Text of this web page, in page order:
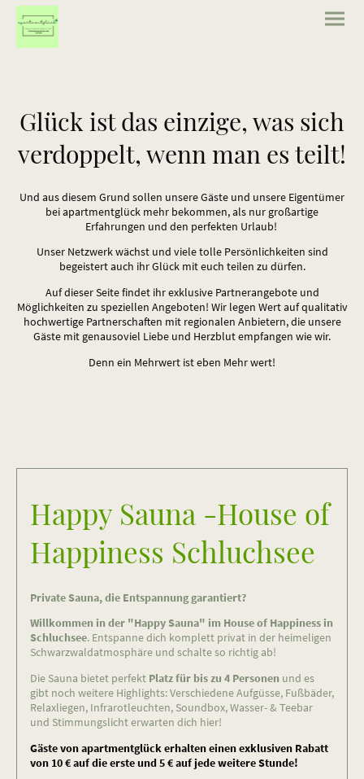
Glück ist das einzige, was sich
verdoppelt, wenn man es teilt!
Und aus diesem Grund sollen unsere Gäste und unsere Eigentümer
bei apartmentglück mehr bekommen, als nur großartige
Erfahrungen und den perfekten Urlaub!
Unser Netzwerk wächst und viele tolle Persönlichkeiten sind
begeistert auch ihr Glück mit euch teilen zu dürfen.
Auf dieser Seite findet ihr exklusive Partnerangebote und
Möglichkeiten zu speziellen Angeboten! Wir legen Wert auf qualitativ
hochwertige Partnerschaften mit regionalen Anbietern, die unsere
Gäste mit genausoviel Liebe und Herzblut empfangen wie wir.
Denn ein Mehrwert ist eben Mehr wert!
Happy Sauna -House of
Happiness Schluchsee
Private Sauna, die Entspannung garantiert?
Willkommen in der "Happy Sauna" im House of Happiness in
Schluchsee. Entspanne dich komplett privat in der heimeligen
Schwarzwaldatmosphäre und schalte so richtig ab!
Die Sauna bietet perfekt Platz für bis zu 4 Personen und es
gibt noch weitere Highlights: Verschiedene Aufgüsse, Fußbäder,
Relaxliegen, Infrarotleuchten, Soundbox, Wasser- & Teebar
und Stimmungslicht erwarten dich hier!
Gäste von apartmentglück erhalten einen exklusiven Rabatt
von 10 € auf die erste und 5 € auf jede weitere Stunde!